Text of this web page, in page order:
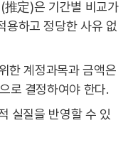
推定)은 기간별 비교가
용하고 정당한 사유 없
한 계정과목과 금액은
로 결정하여야 한다.
실질을 반영할 수 있